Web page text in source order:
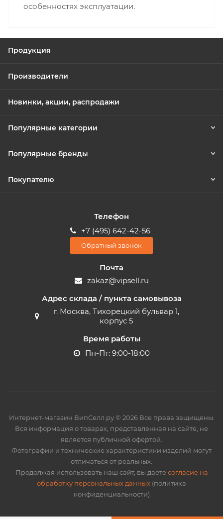
особенностях эксплуатации.
Продукция
Производители
Новинки, акции, распродажи
Популярные категории
Популярные бренды
Покупателю
Телефон
+7 (495) 642-42-56
Обратный звонок
Почта
zakaz@vipsell.ru
Адрес склада / пункта самовывоза
г. Москва, Тихорецкий бульвар 1,
корпус 5
Время работы
Пн-Пт: 9:00-18:00
Интернет-магазин ВипСелл.ру © 2026 Все права защищены.
Вся информация о товарах, представленная на сайте, не
является публичной офертой.
Фотографии и технические характеристики изделий могут
отличаться от реальных.
Продолжая использовать наш сайт, вы даетесогласие на
обработку персональных данных (политика
конфиденциальности)